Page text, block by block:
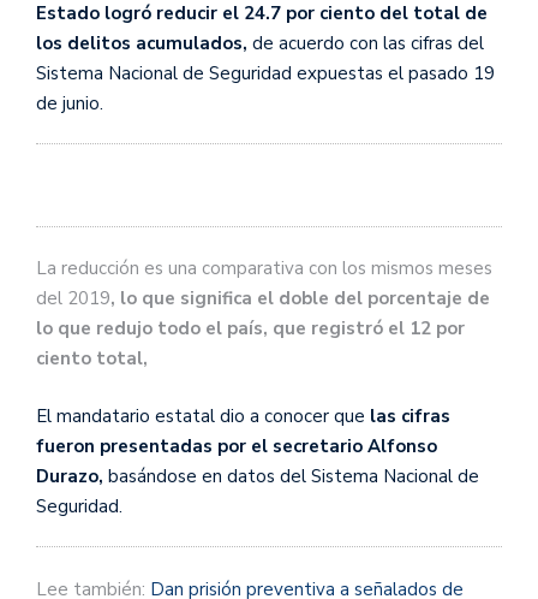
Estado logró reducir el 24.7 por ciento del total de
los delitos acumulados, de acuerdo con las cifras del
Sistema Nacional de Seguridad expuestas el pasado 19
de junio.
La reducción es una comparativa con los mismos meses
del 2019, lo que significa el doble del porcentaje de
lo que redujo todo el país, que registró el 12 por
ciento total,
El mandatario estatal dio a conocer que las cifras
fueron presentadas por el secretario Alfonso
Durazo, basándose en datos del Sistema Nacional de
Seguridad.
Lee también: Dan prisión preventiva a señalados de